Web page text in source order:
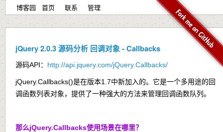
博客园 首页 联系 管理
jQuery 2.0.3 源码分析 回调对象 - Callbacks
源码API： http://api.jquery.com/jQuery.Callbacks/
jQuery.Callbacks()是在版本1.7中新加入的。它是一个多用途的回
调函数列表对象，提供了一种强大的方法来管理回调函数队列。
那么jQuery.Callbacks使用场景在哪里？